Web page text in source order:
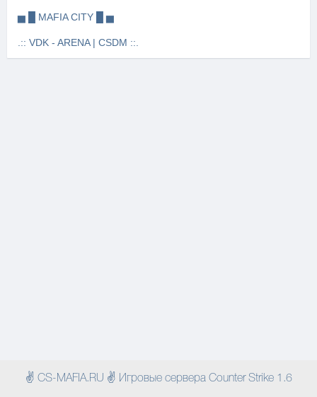
▅ █ MAFIA CITY █ ▅
.:: VDK - ARENA | CSDM ::.
✌ CS-MAFIA.RU ✌ Игровые сервера Counter Strike 1.6